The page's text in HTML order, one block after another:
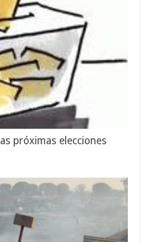
próximas elecciones